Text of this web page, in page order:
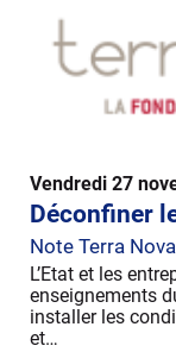
Vendredi 27
Déconfiner
Note Terra
L’Etat et les
enseignements
installer les
et…